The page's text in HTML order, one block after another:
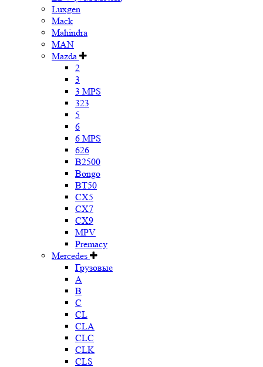
Luxgen
Mack
Mahindra
MAN
Mazda
2
3
3 MPS
323
5
6
6 MPS
626
B2500
Bongo
BT50
CX5
CX7
CX9
MPV
Premacy
Mercedes
Грузовые
A
B
C
CL
CLA
CLC
CLK
CLS